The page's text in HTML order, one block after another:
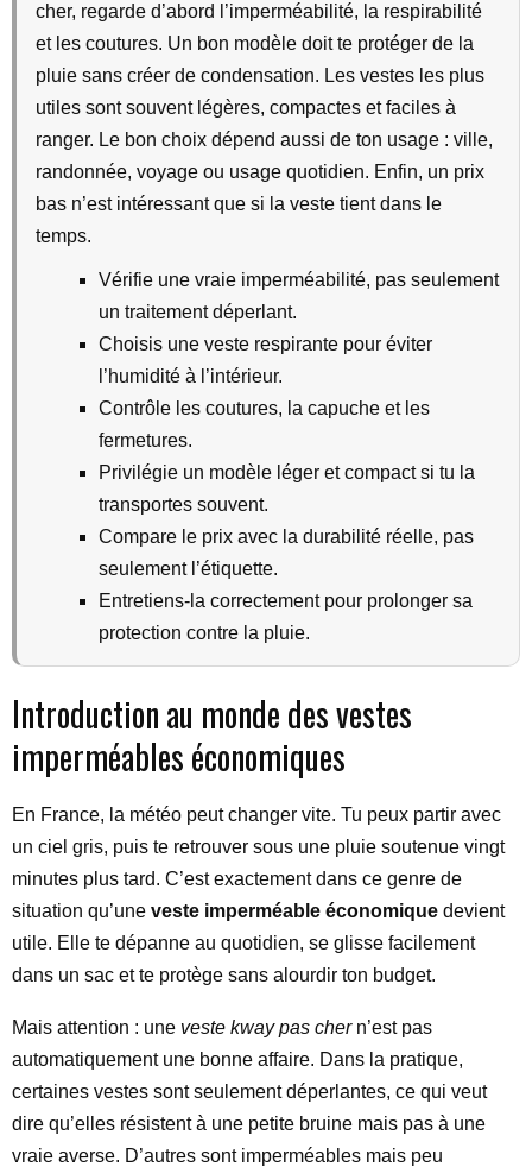
cher, regarde d’abord l’imperméabilité, la respirabilité
et les coutures. Un bon modèle doit te protéger de la
pluie sans créer de condensation. Les vestes les plus
utiles sont souvent légères, compactes et faciles à
ranger. Le bon choix dépend aussi de ton usage : ville,
randonnée, voyage ou usage quotidien. Enfin, un prix
bas n’est intéressant que si la veste tient dans le
temps.
Vérifie une vraie imperméabilité, pas seulement
un traitement déperlant.
Choisis une veste respirante pour éviter
l’humidité à l’intérieur.
Contrôle les coutures, la capuche et les
fermetures.
Privilégie un modèle léger et compact si tu la
transportes souvent.
Compare le prix avec la durabilité réelle, pas
seulement l’étiquette.
Entretiens-la correctement pour prolonger sa
protection contre la pluie.
Introduction au monde des vestes
imperméables économiques
En France, la météo peut changer vite. Tu peux partir avec
un ciel gris, puis te retrouver sous une pluie soutenue vingt
minutes plus tard. C’est exactement dans ce genre de
situation qu’une veste imperméable économique devient
utile. Elle te dépanne au quotidien, se glisse facilement
dans un sac et te protège sans alourdir ton budget.
Mais attention : une veste kway pas chern’est pas
automatiquement une bonne affaire. Dans la pratique,
certaines vestes sont seulement déperlantes, ce qui veut
dire qu’elles résistent à une petite bruine mais pas à une
vraie averse. D’autres sont imperméables mais peu